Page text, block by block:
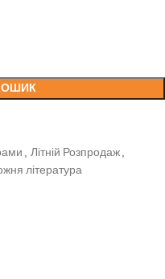
, Літній Розпродаж,
література